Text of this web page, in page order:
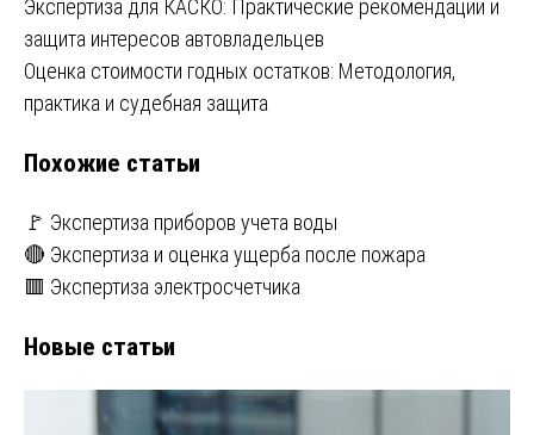
Навигация
по
записям
Экспертиза для КАСКО: Практические рекомендации и
защита интересов автовладельцев
Оценка стоимости годных остатков: Методология,
практика и судебная защита
Похожие статьи
🚩 Экспертиза приборов учета воды
🔴 Экспертиза и оценка ущерба после пожара
🟥 Экспертиза электросчетчика
Новые статьи